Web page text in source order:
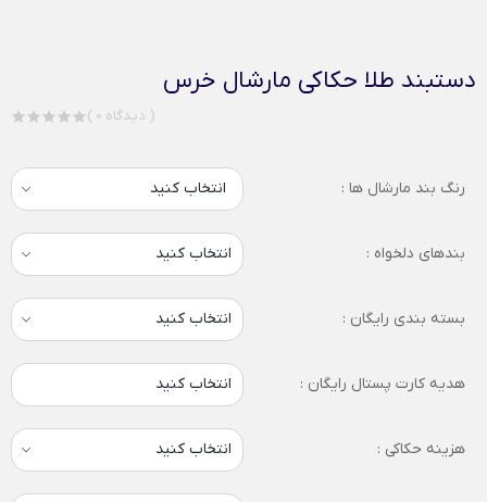
دستبند طلا حکاکی مارشال خرس
( 0 دیدگاه )
رنگ بند مارشال ها : انتخاب کنید
بندهای دلخواه :
بسته بندی رایگان :
هدیه کارت پستال رایگان : انتخاب کنید
هزینه حکاکی :